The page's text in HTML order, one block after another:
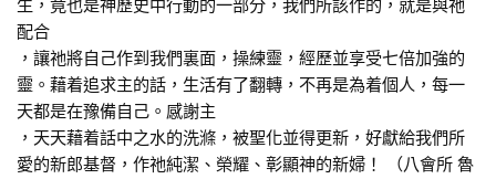
生，竟也是神歷史中行動的一部分，我們所該作的，就是與祂
配合
，讓祂將自己作到我們裏面，操練靈，經歷並享受七倍加強的
靈。藉着追求主的話，生活有了翻轉，不再是為着個人，每一
天都是在豫備自己。感謝主
，天天藉着話中之水的洗滌，被聖化並得更新，好獻給我們所
愛的新郎基督，作祂純潔、榮耀、彰顯神的新婦！ （八會所 魯